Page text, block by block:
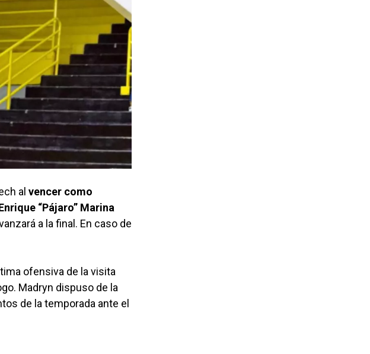
al vencer como
“Pájaro” Marina
a la final. En caso de
ofensiva de la visita
Madryn dispuso de la
de la temporada ante el